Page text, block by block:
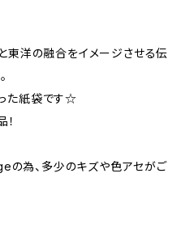
洋の融合をイメージさせる伝
た紙袋です☆
為、多少のキズや色アセがご